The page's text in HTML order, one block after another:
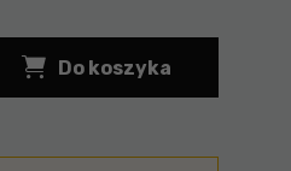
Do koszyka